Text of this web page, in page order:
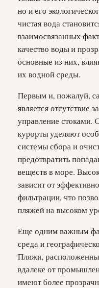
но и его
чистая вода
взаимосвязанных
качество воды и
основные из них,
их водной среды.
Первым и, пожалуй,
является отсутствие
управление
курорты уделяют
системы сбора и
предотвратить
веществ в море.
зависит от
фильтрации, что
пляжей на высоком
Еще одним важным
среда и
Пляжи,
вдалеке от
имеют более